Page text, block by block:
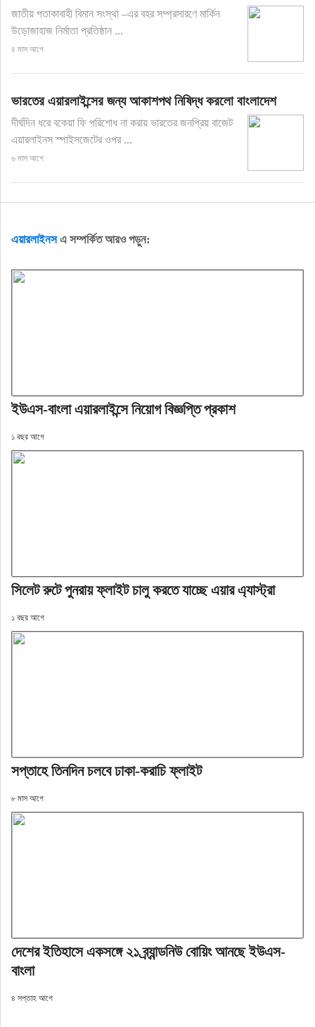
জাতীয় পতাকাবাহী বিমান সংস্থা –এর বহর সম্প্রসারণে মার্কিন
উড়োজাহাজ নির্মাতা প্রতিষ্ঠান ...
৪ মাস আগে
ভারতের এয়ারলাইন্সের জন্য আকাশপথ নিষিদ্ধ করলো বাংলাদেশ
দীর্ঘদিন ধরে বকেয়া ফি পরিশোধ না করায় ভারতের জনপ্রিয় বাজেট
এয়ারলাইনস স্পাইসজেটের ওপর ...
৬ মাস আগে
এয়ারলাইনসএ সম্পর্কিত আরও পড়ুন:
ইউএস-বাংলা এয়ারলাইন্সে নিয়োগ বিজ্ঞপ্তি প্রকাশ
১ বছর আগে
সিলেট রুটে পুনরায় ফ্লাইট চালু করতে যাচ্ছে এয়ার এ্যাস্ট্রা
১ বছর আগে
সপ্তাহে তিনদিন চলবে ঢাকা-করাচি ফ্লাইট
৮ মাস আগে
দেশের ইতিহাসে একসঙ্গে ২১ ব্র্যান্ডনিউ বোয়িং আনছে ইউএস-
বাংলা
৪ সপ্তাহ আগে